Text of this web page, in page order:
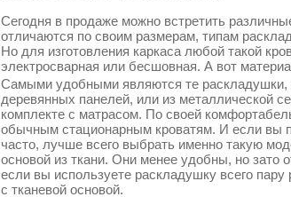
Сегодня в продаже можно встретить
отличаются по своим размерам, типам
Но для изготовления каркаса любой такой
электросварная или бесшовная. А вот
Самыми удобными являются те раскладушки,
деревянных панелей, или из металлической
комплекте с матрасом. По своей
обычным стационарным кроватям. И если вы
часто, лучше всего выбрать именно такую
основой из ткани. Они менее удобны, но
если вы используете раскладушку всего
с тканевой основой.